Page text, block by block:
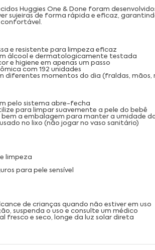
Huggies One & Done foram
sujeiras de forma rápida e eficaz,
confortável.
e resistente para limpeza eficaz
álcool e dermatologicamente testada
e higiene em apenas um passo
com 192 unidades
diferentes momentos do dia (fraldas, mãos,
pelo sistema abre-fecha
para limpar suavemente a pele do bebê
bem a embalagem para manter a umidade
no lixo (não jogar no vaso sanitário)
limpeza
para pele sensível
de crianças quando não estiver em uso
suspenda o uso e consulte um médico
fresco e seco, longe da luz solar direta